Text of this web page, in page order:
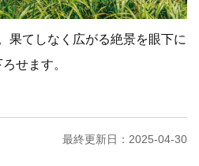
果てしなく広がる絶景を眼下に
ろせます。
最終更新日：2025-04-30